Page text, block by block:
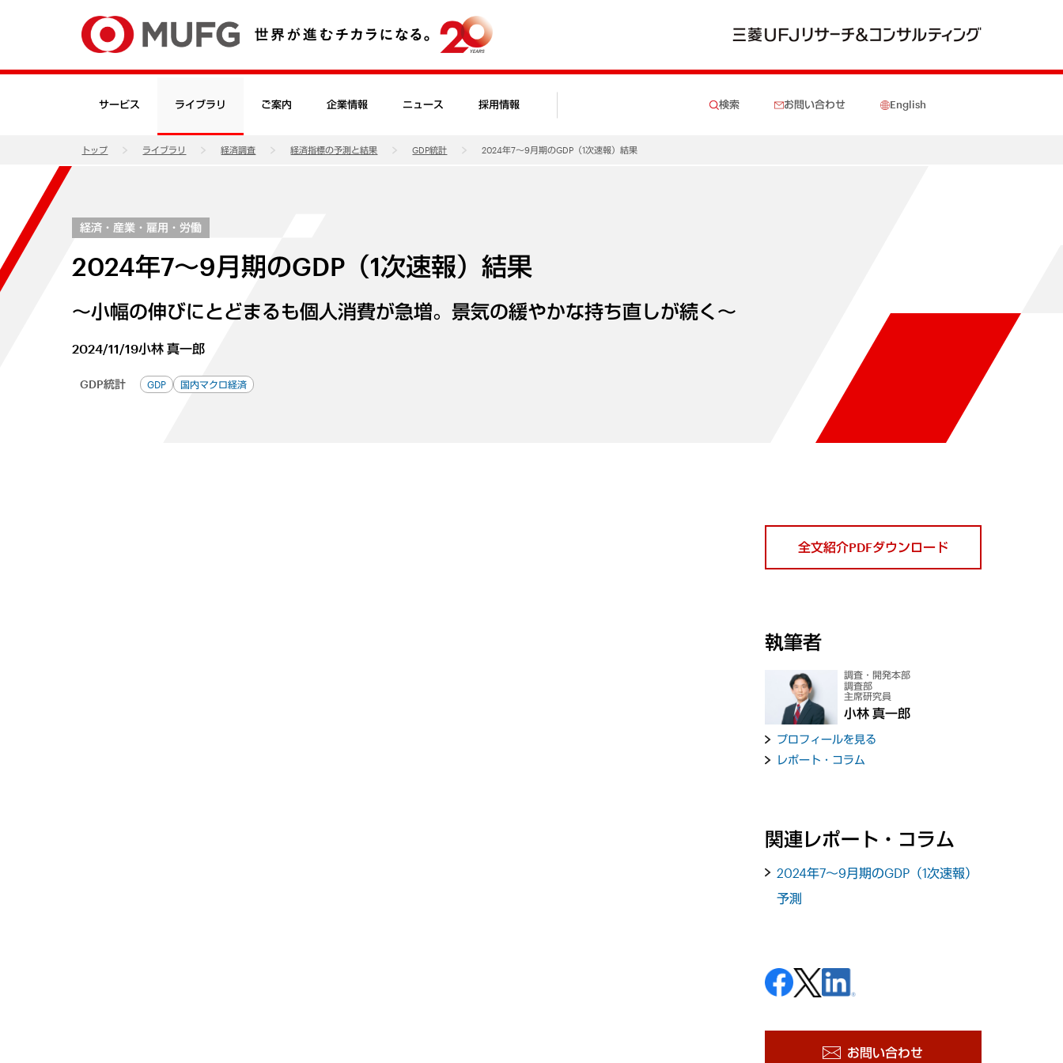
サービス ライブラリ ご案内 企業情報 ニュース 採用情報 検索 お問い合わせ English
トップ ライブラリ 経済調査 経済指標の予測と結果 GDP統計 2024年7～9月期のGDP（1次速報）結果
経済・産業・雇用・労働
2024年7～9月期のGDP（1次速報）結果
～小幅の伸びにとどまるも個人消費が急増。景気の緩やかな持ち直しが続く～
2024/11/19小林 真一郎
GDP統計 GDP 国内マクロ経済
全文紹介PDFダウンロード
執筆者
調査・開発本部
調査部
主席研究員
小林 真一郎
プロフィールを見る
レポート・コラム
関連レポート・コラム
2024年7～9月期のGDP（1次速報）
予測
お問い合わせ